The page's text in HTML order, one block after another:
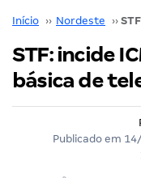
Início ›› Nordeste ››
STF: incide
básica de
Publicado em